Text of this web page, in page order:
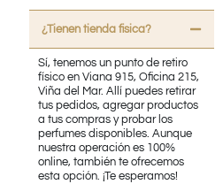
¿Tienen tienda fisica?
Sí, tenemos un punto de retiro
físico en Viana 915, Oficina 215,
Viña del Mar. Allí puedes retirar
tus pedidos, agregar productos
a tus compras y probar los
perfumes disponibles. Aunque
nuestra operación es 100%
online, también te ofrecemos
esta opción. ¡Te esperamos!